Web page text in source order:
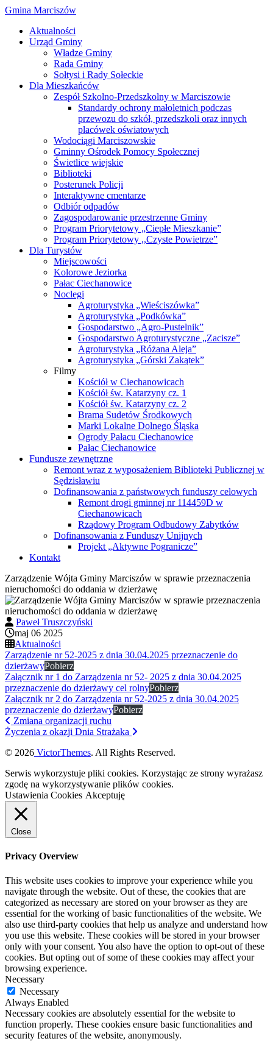
Gmina Marciszów
Aktualności
Urząd Gminy
Władze Gminy
Rada Gminy
Sołtysi i Rady Sołeckie
Dla Mieszkańców
Zespół Szkolno-Przedszkolny w Marciszowie
Standardy ochrony małoletnich podczas
przewozu do szkół, przedszkoli oraz innych
placówek oświatowych
Wodociągi Marciszowskie
Gminny Ośrodek Pomocy Społecznej
Świetlice wiejskie
Biblioteki
Posterunek Policji
Interaktywne cmentarze
Odbiór odpadów
Zagospodarowanie przestrzenne Gminy
Program Priorytetowy „Ciepłe Mieszkanie”
Program Priorytetowy ,,Czyste Powietrze”
Dla Turystów
Miejscowości
Kolorowe Jeziorka
Pałac Ciechanowice
Noclegi
Agroturystyka „Wieściszówka”
Agroturystyka „Podkówka”
Gospodarstwo „Agro-Pustelnik”
Gospodarstwo Agroturystyczne „Zacisze”
Agroturystyka „Różana Aleja”
Agroturystyka „Górski Zakątek”
Filmy
Kościół w Ciechanowicach
Kościół św. Katarzyny cz. 1
Kościół św. Katarzyny cz. 2
Brama Sudetów Środkowych
Marki Lokalne Dolnego Śląska
Ogrody Pałacu Ciechanowice
Pałac Ciechanowice
Fundusze zewnętrzne
Remont wraz z wyposażeniem Biblioteki Publicznej w
Sędzisławiu
Dofinansowania z państwowych funduszy celowych
Remont drogi gminnej nr 114459D w
Ciechanowicach
Rządowy Program Odbudowy Zabytków
Dofinansowania z Funduszy Unijnych
Projekt „Aktywne Pogranicze”
Kontakt
Zarządzenie Wójta Gminy Marciszów w sprawie przeznaczenia
nieruchomości do oddania w dzierżawę
Paweł Truszczyński
maj 06 2025
Aktualności
Zarządzenie nr 52-2025 z dnia 30.04.2025 przeznaczenie do
dzierżawyPobierz
Załącznik nr 1 do Zarządzenia nr 52- 2025 z dnia 30.04.2025
przeznaczenie do dzierżawy cel rolnyPobierz
Załącznik nr 2 do Zarządzenia nr 52-2025 z dnia 30.04.2025
przeznaczenie do dzierżawyPobierz
Zmiana organizacji ruchu
Życzenia z okazji Dnia Strażaka
© 2026 VictorThemes. All Rights Reserved.
Serwis wykorzystuje pliki cookies. Korzystając ze strony wyrażasz
zgodę na wykorzystywanie plików cookies.
Ustawienia Cookies Akceptuję
Close
Privacy Overview
This website uses cookies to improve your experience while you
navigate through the website. Out of these, the cookies that are
categorized as necessary are stored on your browser as they are
essential for the working of basic functionalities of the website. We
also use third-party cookies that help us analyze and understand how
you use this website. These cookies will be stored in your browser
only with your consent. You also have the option to opt-out of these
cookies. But opting out of some of these cookies may affect your
browsing experience.
Necessary
Necessary
Always Enabled
Necessary cookies are absolutely essential for the website to
function properly. These cookies ensure basic functionalities and
security features of the website, anonymously.